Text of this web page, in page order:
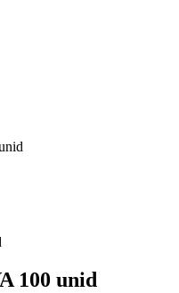
100 unid